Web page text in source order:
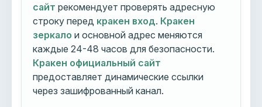
сайт рекомендует проверять адресную
строку перед кракен вход. Кракен
зеркало и основной адрес меняются
каждые 24-48 часов для безопасности.
Кракен официальный сайт
предоставляет динамические ссылки
через зашифрованный канал.